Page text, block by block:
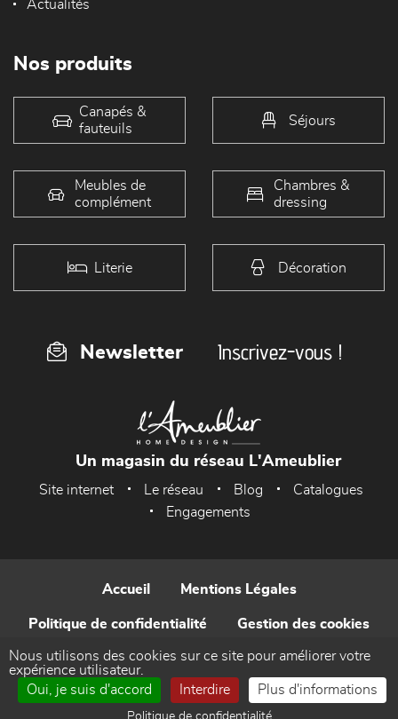
Actualités
Nos produits
Canapés &
fauteuils
Séjours
Meubles de
complément
Chambres &
dressing
Literie Décoration
Newsletter Inscrivez-vous !
Un magasin du réseau L'Ameublier
Site internet Le réseau Blog
Catalogues
Engagements
Accueil Mentions Légales
Politique de confidentialité Gestion des cookies
Contact
Réalisé par WEB Enseignes
Nous utilisons des cookies sur ce site pour améliorer votre
expérience utilisateur.
Oui, je suis d'accord
Interdire Plus d'informations
Politique de confidentialité